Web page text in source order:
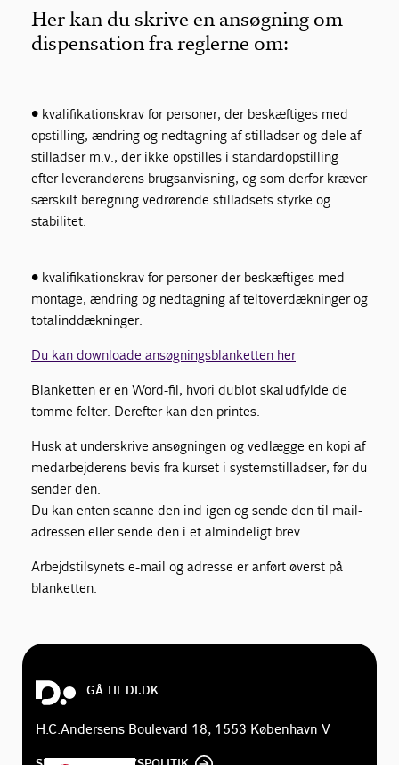
For medlemmer
Her kan du skrive en ansøgning om
dispensation fra reglerne om:
• kvalifikationskrav for personer, der beskæftiges med
opstilling, ændring og nedtagning af stilladser og dele af
stilladser m.v., der ikke opstilles i standardopstilling
efter leverandørens brugsanvisning, og som derfor kræver
særskilt beregning vedrørende stilladsets styrke og
stabilitet.
• kvalifikationskrav for personer der beskæftiges med
montage, ændring og nedtagning af teltoverdækninger og
totalinddækninger.
Du kan downloade ansøgningsblanketten her
Blanketten er en Word-fil, hvori du blot skal udfylde de
tomme felter. Derefter kan den printes.
Husk at underskrive ansøgningen og vedlægge en kopi af
medarbejderens bevis fra kurset i systemstilladser, før du
sender den.
Du kan enten scanne den ind igen og sende den til mail-
adressen eller sende den i et almindeligt brev.
Arbejdstilsynets e-mail og adresse er anført øverst på
blanketten.
GÅ TIL DI.DK
H.C.Andersens Boulevard 18, 1553 København V